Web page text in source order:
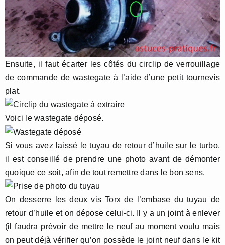
Ensuite, il faut écarter les côtés du circlip de verrouillage
de commande de wastegate à l’aide d’une petit tournevis
plat.
Voici le wastegate déposé.
Si vous avez laissé le tuyau de retour d’huile sur le turbo,
il est conseillé de prendre une photo avant de démonter
quoique ce soit, afin de tout remettre dans le bon sens.
On desserre les deux vis Torx de l’embase du tuyau de
retour d’huile et on dépose celui-ci. Il y a un joint à enlever
(il faudra prévoir de mettre le neuf au moment voulu mais
on peut déjà vérifier qu’on possède le joint neuf dans le kit